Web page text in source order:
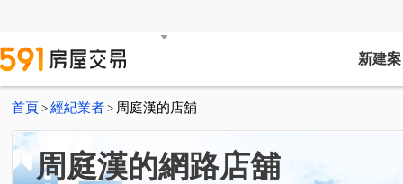
新建案
首頁 > 經紀業者 > 周庭漢的店舖
周庭漢的網路店舖